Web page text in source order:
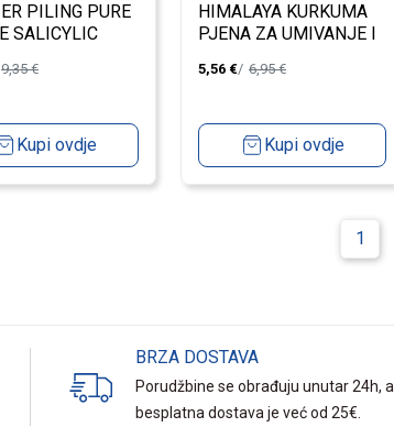
PILING PURE
SALICYLIC
9,35€
Kupi ovdje
HIMALAYA KURKUMA
PJENA ZA UMIVANJE I
MRLJA 150ML
5,56 € 6,95€
Kupi ovdje
1
BRZA DOSTAVA
Porudžbine se obrađuju unutar 24h, a
besplatna dostava je već od 25€.